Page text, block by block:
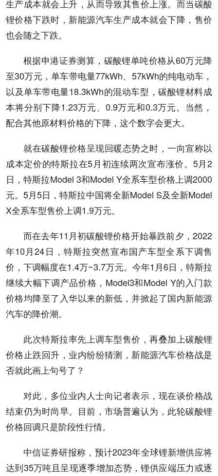
生产成本就会上升，从而导致其售价上涨。而当碳酸
锂价格下跌时，新能源汽车生产成本就会下降，售价
也会随之下跌。
根据申港证券测算，碳酸锂单吨价格从60万元降
至30万元，单车带电量77kWh、57kWh的纯电动车，
以及单车带电量18.3kWh的混动车型，碳酸锂材料成
本将分别下降1.23万元、0.9万元和0.3万元。当然，
配合其他原材料价格的下降，这个数字会更大。
就在碳酸锂价格呈现回暖态势之时，一向宣称以
成本定价的特斯拉在5月初连续两次宣布涨价。5月2
日，特斯拉Model 3和Model Y全系车型价格上调2000
元。5月5日，特斯拉中国将全新Model S及全新Model
X全系车型售价上调1.9万元。
而在去年11月初碳酸锂价格开始暴跌前夕，2022
年10月24日，特斯拉突然宣布国产车型全系下调售
价，下调幅度在1.4万~3.7万元。今年1月6日，特斯拉
继续大幅下调产品价格，Model3和Model Y的入门款
价格均降至了入华以来的新低，并掀起了国内新能源
汽车的降价潮。
此次特斯拉率先上调车型售价，再叠加上碳酸锂
价格止跌回升，业内纷纷猜测，新能源汽车价格战是
否就此画上句号了？
对此，多位业内人士向记者表示，现在谈价格战
结束仍为时尚早。目前，市场普遍认为，此轮碳酸锂
价格回调只是阶段性行情。
中信证券研报称，预计2023年全球锂新增供应将
达到35万吨且呈现逐季增加态势，锂供应端压力或逐